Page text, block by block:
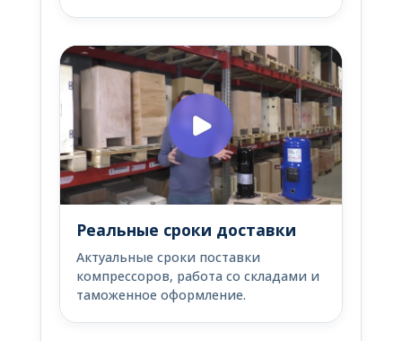
Реальные сроки доставки
Актуальные сроки поставки
компрессоров, работа со складами и
таможенное оформление.